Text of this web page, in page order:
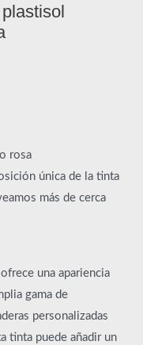
rosa
única de la tinta
más de cerca
una apariencia
gama de
personalizadas
tinta puede añadir un